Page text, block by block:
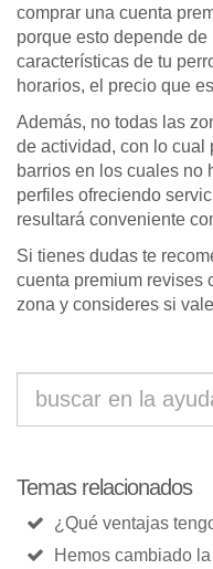
comprar una cuenta
porque esto depende
características de tu
horarios, el precio que
Además, no todas las
de actividad, con lo cual
barrios en los cuales no
perfiles ofreciendo
resultará conveniente
Si tienes dudas te
cuenta premium revises
zona y consideres si
Temas relacionados
¿Qué ventajas
Hemos cambiado